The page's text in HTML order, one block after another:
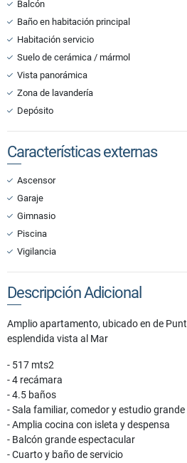
Balcón
Baño en habitación principal
Habitación servicio
Suelo de cerámica / mármol
Vista panorámica
Zona de lavandería
Depósito
Características externas
Ascensor
Garaje
Gimnasio
Piscina
Vigilancia
Descripción Adicional
Amplio apartamento, ubicado en de
esplendida vista al Mar
- 517 mts2
- 4 recámara
- 4.5 baños
- Sala familiar, comedor y estudio grande
- Amplia cocina con isleta y despensa
- Balcón grande espectacular
- Cuarto y baño de servicio